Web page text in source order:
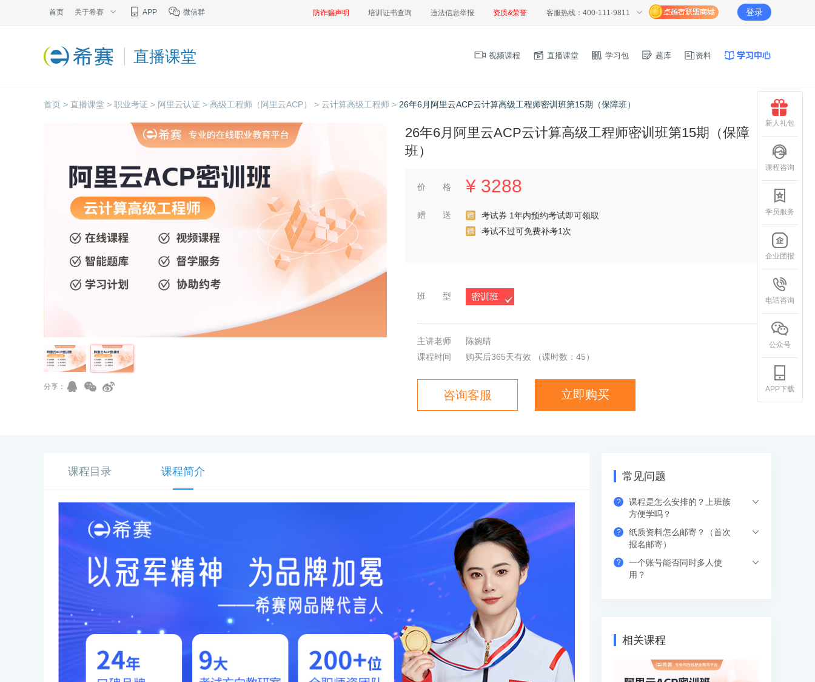
首页 关于希赛 APP 微信群 防诈骗声明 培训证书查询 违法信息举报 资质&荣誉 客服热线：400-111-9811 登录
直播课堂 视频课程 直播课堂 学习包 题库 资料
首页 > 直播课堂 > 职业考证 > 阿里云认证 > 高级工程师（阿里云ACP） > 云计算高级工程师 > 26年6月阿里云ACP云计算高级工程师密训班第15期（保障班）
分享：
26年6月阿里云ACP云计算高级工程师密训班第15期（保障
班）
价 格 ¥ 3288
赠 送 赠 考试券 1年内预约考试即可领取
赠 考试不过可免费补考1次
班 型 密训班
主讲老师
陈婉晴
课程时间
购买后365天有效 （课时数： 45）
咨询客服 立即购买
课程目录 课程简介 常见问题
?
课程是怎么安排的？上班族
方便学吗？
希赛的直播课程都是安排在工作日的晚上
果错过网络课，也可以看回放，可反复进
?
纸质资料怎么邮寄？（首次
报名邮寄）
支付成功后请填写收货地址信息，资料/图
?
一个账号能否同时多人使
用？
备，超出数量自动踢出最早登录的设备。
相关课程
新人礼包
课程咨询
学员服务
企业团报
电话咨询
公众号
APP下载